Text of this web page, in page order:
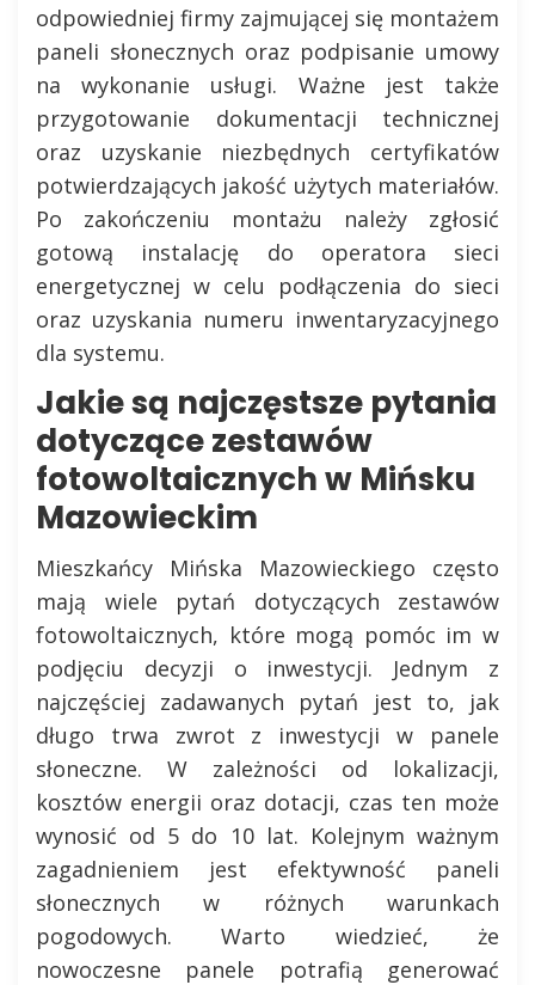
odpowiedniej firmy zajmującej się montażem
paneli słonecznych oraz podpisanie umowy
na wykonanie usługi. Ważne jest także
przygotowanie dokumentacji technicznej
oraz uzyskanie niezbędnych certyfikatów
potwierdzających jakość użytych materiałów.
Po zakończeniu montażu należy zgłosić
gotową instalację do operatora sieci
energetycznej w celu podłączenia do sieci
oraz uzyskania numeru inwentaryzacyjnego
dla systemu.
Jakie są najczęstsze pytania
dotyczące zestawów
fotowoltaicznych w Mińsku
Mazowieckim
Mieszkańcy Mińska Mazowieckiego często
mają wiele pytań dotyczących zestawów
fotowoltaicznych, które mogą pomóc im w
podjęciu decyzji o inwestycji. Jednym z
najczęściej zadawanych pytań jest to, jak
długo trwa zwrot z inwestycji w panele
słoneczne. W zależności od lokalizacji,
kosztów energii oraz dotacji, czas ten może
wynosić od 5 do 10 lat. Kolejnym ważnym
zagadnieniem jest efektywność paneli
słonecznych w różnych warunkach
pogodowych. Warto wiedzieć, że
nowoczesne panele potrafią generować